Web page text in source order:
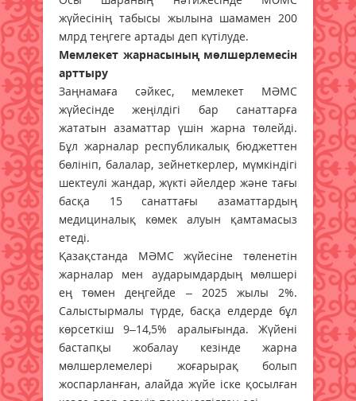
жүйесінің табысы жылына шамамен 200
млрд теңгеге артады деп күтілуде.
Мемлекет жарнасының мөлшерлемесін
арттыру
Заңнамаға сәйкес, мемлекет МӘМС
жүйесінде жеңілдігі бар санаттарға
жататын азаматтар үшін жарна төлейді.
Бұл жарналар республикалық бюджеттен
бөлініп, балалар, зейнеткерлер, мүмкіндігі
шектеулі жандар, жүкті әйелдер және тағы
басқа 15 санаттағы азаматтардың
медициналық көмек алуын қамтамасыз
етеді.
Қазақстанда МӘМС жүйесіне төленетін
жарналар мен аударымдардың мөлшері
ең төмен деңгейде – 2025 жылы 2%.
Салыстырмалы түрде, басқа елдерде бұл
көрсеткіш 9–14,5% аралығында. Жүйені
бастапқы жобалау кезінде жарна
мөлшерлемелері жоғарырақ болып
жоспарланған, алайда жүйе іске қосылған